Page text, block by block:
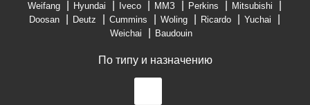
Weifang
Hyundai Iveco ММЗ Perkins
Mitsubishi
Doosan
Deutz Cummins Woling Ricardo
Yuchai
Weichai
Baudouin
По типу и назначению